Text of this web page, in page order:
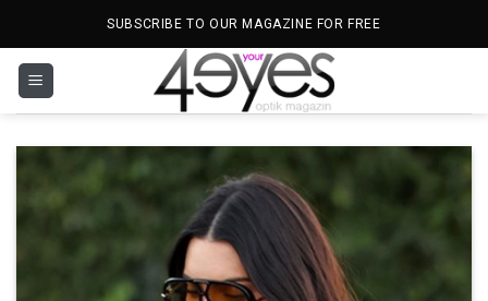
SUBSCRIBE TO OUR MAGAZINE FOR FREE